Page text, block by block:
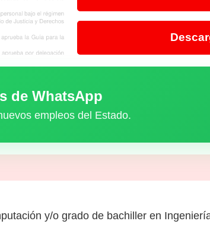
de WhatsApp
empleos del Estado.
y/o grado de bachiller en